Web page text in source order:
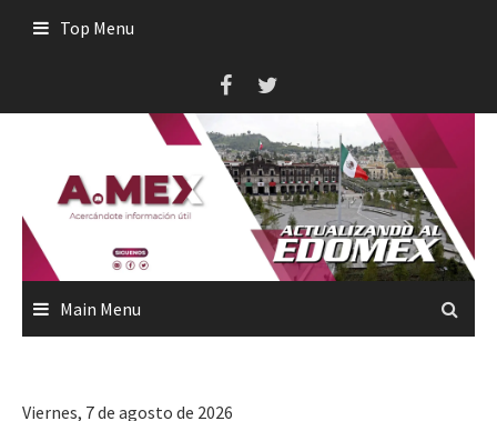
Top Menu
Main Menu
Viernes, 7 de agosto de 2026